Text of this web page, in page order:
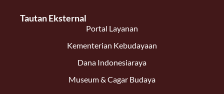
Tautan Eksternal
Portal Layanan
Kementerian Kebudayaan
Dana Indonesiaraya
Museum & Cagar Budaya